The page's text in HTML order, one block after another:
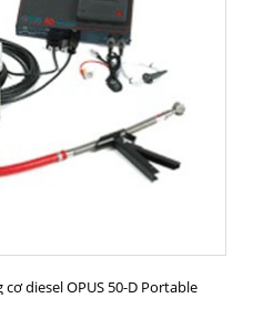
diesel OPUS 50-D Portable